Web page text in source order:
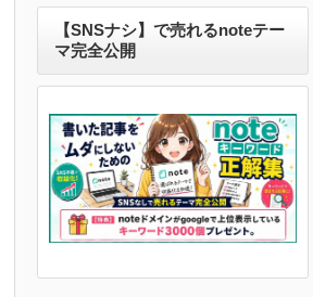
【SNSナシ】で売れるnoteテー
マ完全公開